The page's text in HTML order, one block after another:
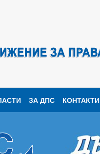
ЗА ДПС КОНТАКТИ